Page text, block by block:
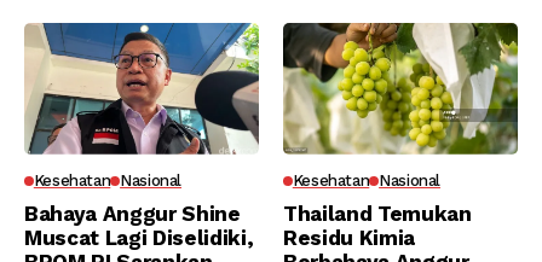
Kesehatan Nasional
Bahaya Anggur Shine
Muscat Lagi Diselidiki,
Kesehatan Nasional
Thailand Temukan
Residu Kimia